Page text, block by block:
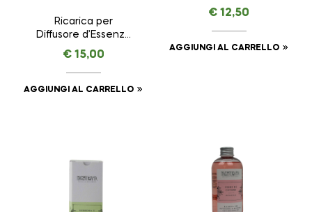
Ricarica per
Diffusore d’Essenza
con Bastoncini Legni
Orientali e Pepe
Nero NASOTERAPIA
da 250 ml
€15,00
AGGIUNGI AL CARRELLO
con Bastoncini Pepe
Nero – Energia –
NASOTERAPIA da 250
ml
€ 12,50
AGGIUNGI AL CARRELLO